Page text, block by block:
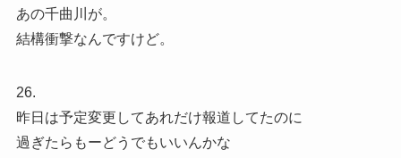
あの千曲川が。
結構衝撃なんですけど。
26.
昨日は予定変更してあれだけ報道してたのに
過ぎたらもーどうでもいいんかな